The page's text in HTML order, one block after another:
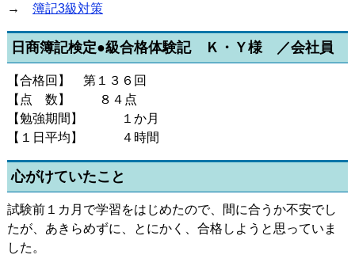
→ 簿記3級対策
日商簿記検定●級合格体験記 Ｋ・Ｙ様 ／会社員
【合格回】 第１３６回
【点 数】 ８４点
【勉強期間】 １か月
【１日平均】 ４時間
心がけていたこと
試験前１カ月で学習をはじめたので、間に合うか不安でし
たが、あきらめずに、とにかく、合格しようと思っていま
した。